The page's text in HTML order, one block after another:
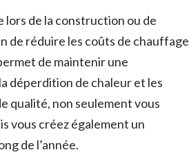
lors de la construction ou de
de réduire les coûts de chauffage
de maintenir une
déperdition de chaleur et les
qualité, non seulement vous
vous créez également un
de l’année.